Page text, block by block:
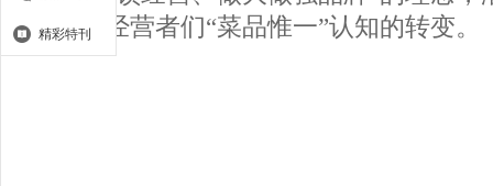
着餐饮经营者们“菜品惟一”认知的转变。
精彩特刊